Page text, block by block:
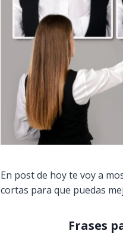
En post de hoy te voy a
cortas para que puedas
Frases